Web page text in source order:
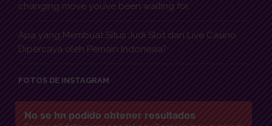
changing move you’ve been waiting for.
Apa yang Membuat Situs Judi Slot dan Live Casino
Dipercaya oleh Pemain Indonesia?
FOTOS DE INSTAGRAM
No se hn podido obtener resultados